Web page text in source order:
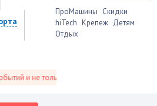
и не только это.
ПроМашины Скидки
hiTech Крепеж Детям
Отдых